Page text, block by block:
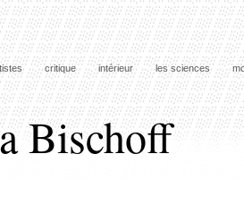
critique intérieur les sciences
Bischoff